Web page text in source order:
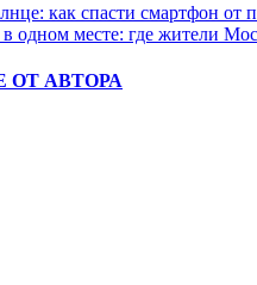
как спасти смартфон от
одном месте: где жители
ОТ АВТОРА